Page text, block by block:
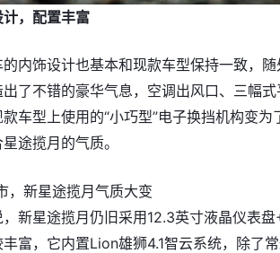
，配置丰富
内饰设计也基本和现款车型保持一致，
了不错的豪华气息，空调出风口、三幅
车型上使用的“小巧型”电子换挡机构变
途揽月的气质。
新星途揽月仍旧采用12.3英寸液晶仪表
富，它内置Lion雄狮4.1智云系统，除了